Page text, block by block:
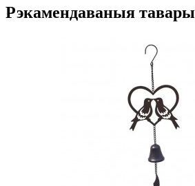
Рэкамендаваныя тавары